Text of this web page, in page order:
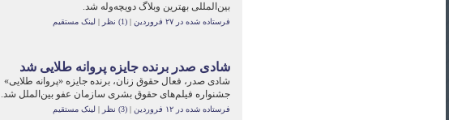
بین‌المللی بهترین وبلاگ دویچه‌وله شد.
فرستاده شده در ۲۷ فروردین |(1) نظر | لینک مستقیم
شادی صدر برنده جایزه پروانه طلایی شد
شادی صدر، فعال حقوق زنان، برنده جایزه «پروانه طلایی»
جشنواره فیلم‌های حقوق بشری سازمان عفو بین‌الملل شد.
فرستاده شده در ۱۲ فروردین |(3) نظر | لینک مستقیم